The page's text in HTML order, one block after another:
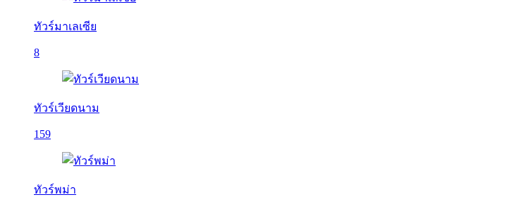
ทัวร์มาเลเซีย
8
ทัวร์เวียดนาม
159
ทัวร์พม่า